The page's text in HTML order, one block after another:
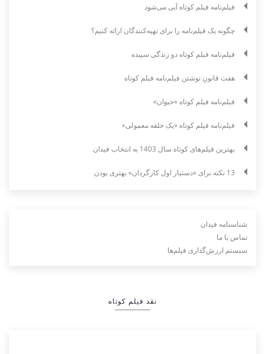
فیلم‌نامه فیلم کوتاه آبی می‌شود
چگونه یک فیلم‌نامه را برای تهیه‌کنندگان ارائه کنیم؟
فیلم‌نامه فیلم کوتاه دو زندگی سپیده
هفت قانونِ نوشتن فیلم‌نامه فیلم کوتاه
فیلم‌نامه فیلم کوتاه «حیوان»
فیلم‌نامه فیلم کوتاه «یک حلقه معمولی»
بهترین فیلم‌های کوتاه سال 1403 به انتخاب فیدان
13 نکته برای «دستیار اول کارگردان» بهتری بودن
شناسنامه فیدان
تماس با ما
سیستم ارزش‌گذاری فیلم‌ها
نقد فیلم کوتاه